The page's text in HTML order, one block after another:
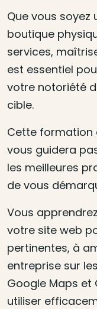
Que vous soyez
boutique
services,
est essentiel
votre notoriété
cible.
Cette formation
vous guidera
les meilleures
de vous
Vous
votre site web
pertinentes, à
entreprise sur
Google Maps et
utiliser